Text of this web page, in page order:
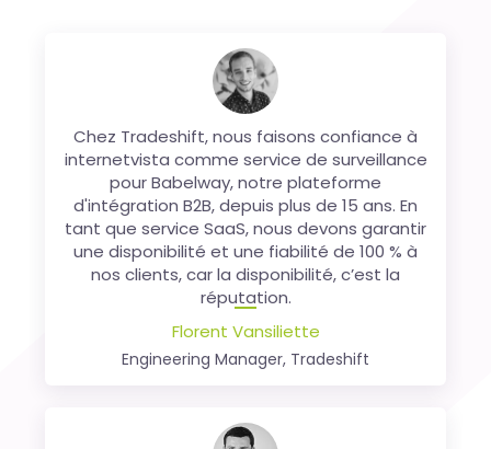
Etant présents enBelgique, enFranceou
encore auRoyaume-Uniavec des sites web
spécifiques et localisés, il n'est pas toujours
facile de monitorer correctement chacun
de nos sites. internetvista nous permet de
le faire sans souci. Un gain de temps mais
surtout un gain d'argent!
Nicolas Finet
Co-founder,Sortlist
Chez Tradeshift, nous faisons confiance à
internetvista comme service de surveillance
pour Babelway, notre plateforme
d'intégration B2B, depuis plus de 15 ans. En
tant que service SaaS, nous devons garantir
une disponibilité et une fiabilité de 100 % à
nos clients, car la disponibilité, c’est la
réputation.
Florent Vansiliette
Engineering Manager, Tradeshift